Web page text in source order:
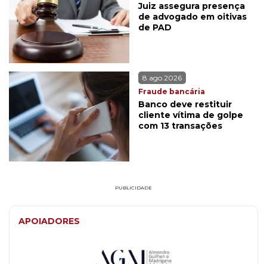
Juiz assegura presença
de advogado em oitivas
de PAD
8.ago.2026
Fraude bancária
Banco deve restituir
cliente vítima de golpe
com 13 transações
PUBLICIDADE
APOIADORES